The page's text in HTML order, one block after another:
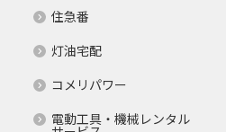
住急番
灯油宅配
コメリパワー
電動工具・機械レンタル